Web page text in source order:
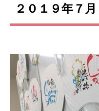
２０１９年７